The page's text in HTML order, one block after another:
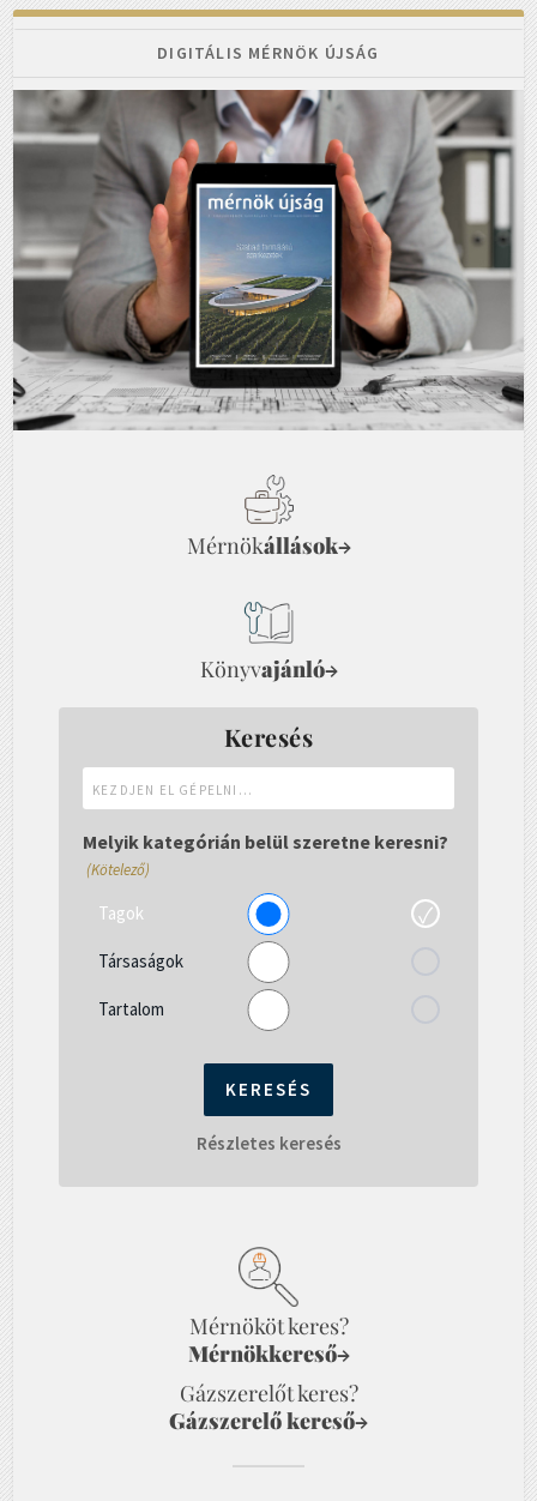
DIGITÁLIS MÉRNÖK ÚJSÁG
Mérnökállások→
Könyvajánló→
Keresés
el
gépelni...
Melyik kategórián belül szeretne keresni?
(Kötelező)
Tagok
Társaságok
Tartalom
Részletes keresés
Mérnököt keres?
Mérnökkereső→
Gázszerelőt keres?
Gázszerelő kereső→